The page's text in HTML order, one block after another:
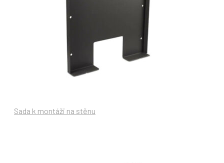
Sada k montáži na stěnu